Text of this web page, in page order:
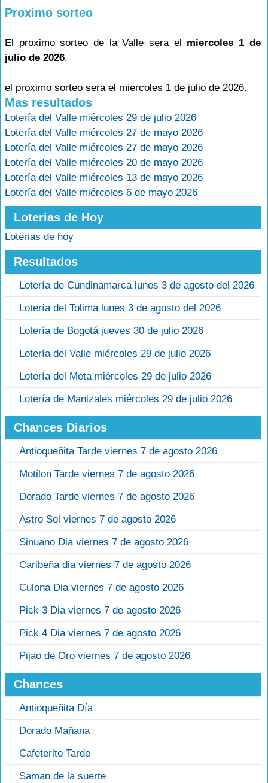
Proximo sorteo
El proximo sorteo de la Valle sera el miercoles 1 de
julio de 2026.
el proximo sorteo sera el miercoles 1 de julio de 2026.
Mas resultados
Lotería del Valle miércoles 29 de julio 2026
Lotería del Valle miércoles 27 de mayo 2026
Lotería del Valle miércoles 27 de mayo 2026
Lotería del Valle miércoles 20 de mayo 2026
Lotería del Valle miércoles 13 de mayo 2026
Lotería del Valle miércoles 6 de mayo 2026
Loterias de Hoy
Loterias de hoy
Resultados
Lotería de Cundinamarca lunes 3 de agosto del 2026
Lotería del Tolima lunes 3 de agosto del 2026
Lotería de Bogotá jueves 30 de julio 2026
Lotería del Valle miércoles 29 de julio 2026
Lotería del Meta miércoles 29 de julio 2026
Lotería de Manizales miércoles 29 de julio 2026
Chances Diarios
Antioqueñita Tarde viernes 7 de agosto 2026
Motilon Tarde viernes 7 de agosto 2026
Dorado Tarde viernes 7 de agosto 2026
Astro Sol viernes 7 de agosto 2026
Sinuano Dia viernes 7 de agosto 2026
Caribeña dia viernes 7 de agosto 2026
Culona Dia viernes 7 de agosto 2026
Pick 3 Dia viernes 7 de agosto 2026
Pick 4 Dia viernes 7 de agosto 2026
Pijao de Oro viernes 7 de agosto 2026
Chances
Antioqueñita Día
Dorado Mañana
Cafeterito Tarde
Saman de la suerte